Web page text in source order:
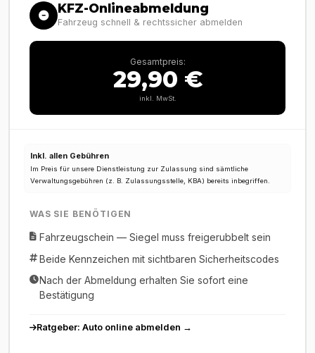
KFZ-Onlineabmeldung
Fahrzeug schnell & rechtssicher abmelden
Gesamtpreis:
29,90 €
inkl. MwSt.
Inkl. allen Gebühren
Im Preis für unsere Dienstleistung zur Zulassung sind sämtliche
Verwaltungsgebühren (z. B. Zulassungsstelle, KBA) bereits inbegriffen.
WAS SIE BENÖTIGEN
Fahrzeugschein — Siegel muss freigerubbelt sein
Beide Kennzeichen mit sichtbaren Sicherheitscodes
Nach der Abmeldung erhalten Sie sofort eine
Bestätigung
Ratgeber: Auto online abmelden →